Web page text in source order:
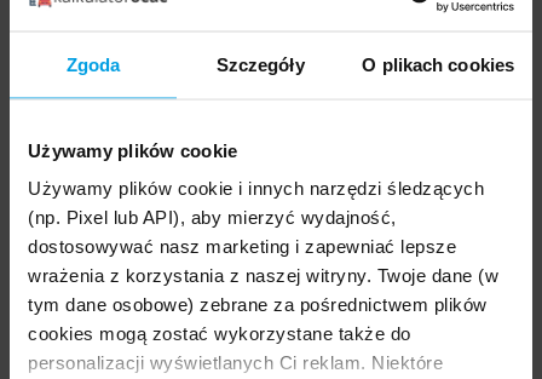
Zgoda Szczegóły O plikach cookies
Używamy plików cookie
Używamy plików cookie i innych narzędzi śledzących
(np. Pixel lub API), aby mierzyć wydajność,
dostosowywać nasz marketing i zapewniać lepsze
wrażenia z korzystania z naszej witryny. Twoje dane (w
tym dane osobowe) zebrane za pośrednictwem plików
cookies mogą zostać wykorzystane także do
personalizacji wyświetlanych Ci reklam. Niektóre
starosty o zbyciu pojazdu w terminie, podlega karze
Wyrejestrowanie pojazdu a jego ponowna
rejestracja
Co do zasady nie ma możliwości zarejestrowania pojazdu,
który został wyrejestrowany.
Wyjątki zostały wymienione
w art. 79 ustawy Prawo o ruchu drogowym
. Mowa o
pojazdach: